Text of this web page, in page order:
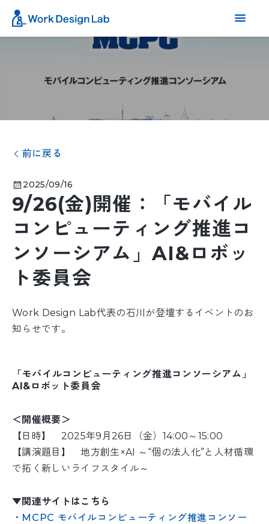
前に戻る
2025/09/16
9/26(金)開催：「モバイル
コンピューティング推進コ
ンソーシアム」AI&ロボッ
ト委員会
Work Design Lab代表の石川が登壇するイベントのお
知らせです。
「モバイルコンピューティング推進コンソーシアム」
AI&ロボット委員会
＜開催概要＞
【日時】 2025年9月26日（金）14:00～15:00
【講演題目】 地方創生×AI ～“個の法人化”と人材循環
で拓く新しいライフスタイル～
▼関連サイトはこちら
・ MCPC モバイルコンピューティング推進コンソー